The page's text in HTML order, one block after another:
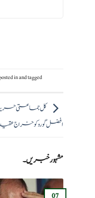
inand tagged
کل جماعتی حریت
افضل گورو کو خراج
مشہور خبریں۔